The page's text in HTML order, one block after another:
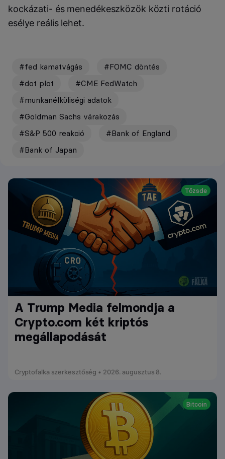
kockázati- és menedékeszközök közti rotáció
esélye reális lehet.
#fed kamatvágás
#FOMC döntés
#dot plot
#CME FedWatch
#munkanélküliségi adatok
#Goldman Sachs várakozás
#S&P 500 reakció
#Bank of England
#Bank of Japan
Tőzsde
A Trump Media felmondja a
Crypto.com két kriptós
megállapodását
Cryptofalka szerkesztőség • 2026. augusztus 8.
Bitcoin